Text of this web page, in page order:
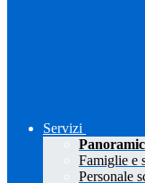
Servizi
Famiglie e
Personale